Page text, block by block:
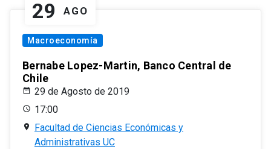
29 AGO
Macroeconomía
Bernabe Lopez-Martin, Banco Central de
Chile
29 de Agosto de 2019
17:00
Facultad de Ciencias Económicas y
Administrativas UC